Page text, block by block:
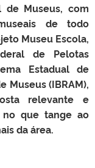
de Museus, com
de todo
Museu Escola,
de Pelotas
Estadual de
Museus (IBRAM),
relevante e
no que tange ao
da área.